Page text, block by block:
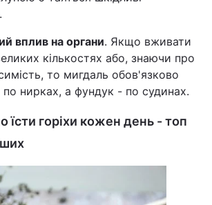
вплив на органи. Якщо вживати
кількостях або, знаючи про
то мигдаль обов'язково
по нирках, а фундук - по судинах.
горіхи кожен день - топ